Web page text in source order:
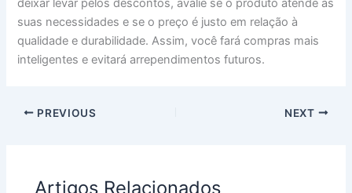
deixar levar pelos descontos, avalie se o produto atende às
suas necessidades e se o preço é justo em relação à
qualidade e durabilidade. Assim, você fará compras mais
inteligentes e evitará arrependimentos futuros.
PREVIOUS NEXT
Artigos Relacionados